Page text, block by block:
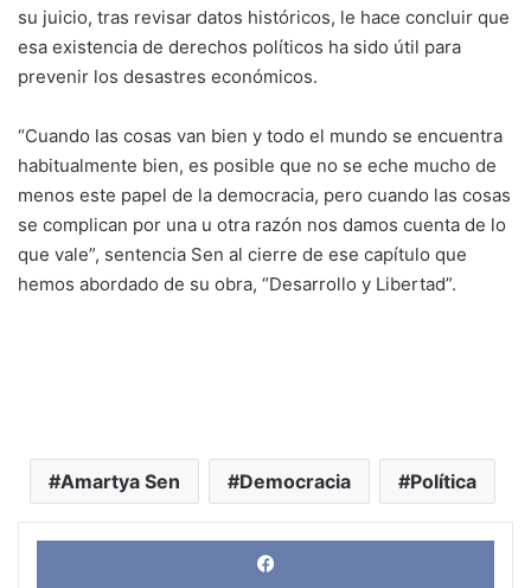
su juicio, tras revisar datos históricos, le hace concluir que
esa existencia de derechos políticos ha sido útil para
prevenir los desastres económicos.
“Cuando las cosas van bien y todo el mundo se encuentra
habitualmente bien, es posible que no se eche mucho de
menos este papel de la democracia, pero cuando las cosas
se complican por una u otra razón nos damos cuenta de lo
que vale”, sentencia Sen al cierre de ese capítulo que
hemos abordado de su obra, “Desarrollo y Libertad”.
Amartya Sen Democracia Política